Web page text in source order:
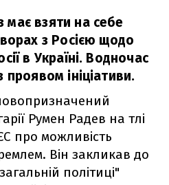
має взяти на себе
з Росією щодо
в Україні. Водночас
проявом ініціативи.
Румен Радев на тлі
про можливість
Він закликав до
політиці"